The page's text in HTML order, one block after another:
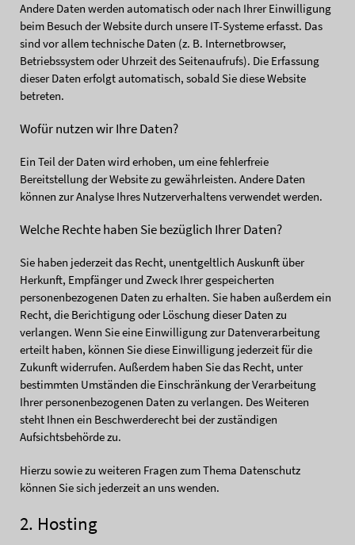
Andere Daten werden automatisch oder nach Ihrer Einwilligung
beim Besuch der Website durch unsere IT-Systeme erfasst. Das
sind vor allem technische Daten (z. B. Internetbrowser,
Betriebssystem oder Uhrzeit des Seitenaufrufs). Die Erfassung
dieser Daten erfolgt automatisch, sobald Sie diese Website
betreten.
Wofür nutzen wir Ihre Daten?
Ein Teil der Daten wird erhoben, um eine fehlerfreie
Bereitstellung der Website zu gewährleisten. Andere Daten
können zur Analyse Ihres Nutzerverhaltens verwendet werden.
Welche Rechte haben Sie bezüglich Ihrer Daten?
Sie haben jederzeit das Recht, unentgeltlich Auskunft über
Herkunft, Empfänger und Zweck Ihrer gespeicherten
personenbezogenen Daten zu erhalten. Sie haben außerdem ein
Recht, die Berichtigung oder Löschung dieser Daten zu
verlangen. Wenn Sie eine Einwilligung zur Datenverarbeitung
erteilt haben, können Sie diese Einwilligung jederzeit für die
Zukunft widerrufen. Außerdem haben Sie das Recht, unter
bestimmten Umständen die Einschränkung der Verarbeitung
Ihrer personenbezogenen Daten zu verlangen. Des Weiteren
steht Ihnen ein Beschwerderecht bei der zuständigen
Aufsichtsbehörde zu.
Hierzu sowie zu weiteren Fragen zum Thema Datenschutz
können Sie sich jederzeit an uns wenden.
2. Hosting